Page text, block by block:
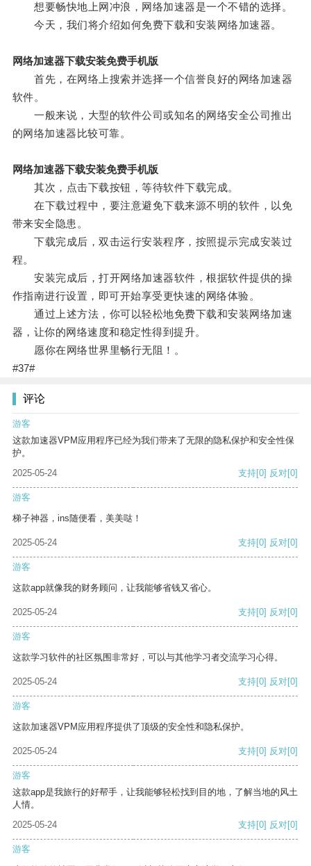
想要畅快地上网冲浪，网络加速器是一个不错的选择。
今天，我们将介绍如何免费下载和安装网络加速器。
网络加速器下载安装免费手机版
首先，在网络上搜索并选择一个信誉良好的网络加速器
软件。
一般来说，大型的软件公司或知名的网络安全公司推出
的网络加速器比较可靠。
网络加速器下载安装免费手机版
其次，点击下载按钮，等待软件下载完成。
在下载过程中，要注意避免下载来源不明的软件，以免
带来安全隐患。
下载完成后，双击运行安装程序，按照提示完成安装过
程。
安装完成后，打开网络加速器软件，根据软件提供的操
作指南进行设置，即可开始享受更快速的网络体验。
通过上述方法，你可以轻松地免费下载和安装网络加速
器，让你的网络速度和稳定性得到提升。
愿你在网络世界里畅行无阻！。
#37#
评论
游客
这款加速器VPM应用程序已经为我们带来了无限的隐私保护和安全性保
护。
2025-05-24
支持[0] 反对[0]
游客
梯子神器，ins随便看，美美哒！
2025-05-24 支持[0] 反对[0]
游客
这款app就像我的财务顾问，让我能够省钱又省心。
2025-05-24 支持[0] 反对[0]
游客
这款学习软件的社区氛围非常好，可以与其他学习者交流学习心得。
2025-05-24 支持[0] 反对[0]
游客
这款加速器VPM应用程序提供了顶级的安全性和隐私保护。
2025-05-24 支持[0] 反对[0]
游客
这款app是我旅行的好帮手，让我能够轻松找到目的地，了解当地的风土
人情。
2025-05-24
支持[0] 反对[0]
游客